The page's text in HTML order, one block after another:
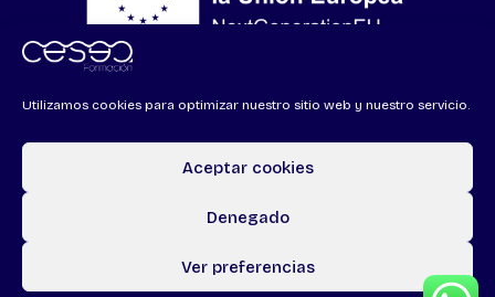
Utilizamos cookies para optimizar nuestro sitio web y nuestro servicio.
Aceptar cookies
Denegado
Ver preferencias
Financiado por la Unión Europea – NextGenerationEU
Todos los derechos © 2026 CSA Formación | Powered by
CETREX
Marketing